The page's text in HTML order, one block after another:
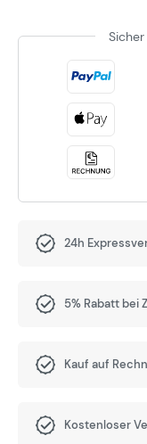
24h
5% Rabatt bei
Kauf auf
Kostenloser